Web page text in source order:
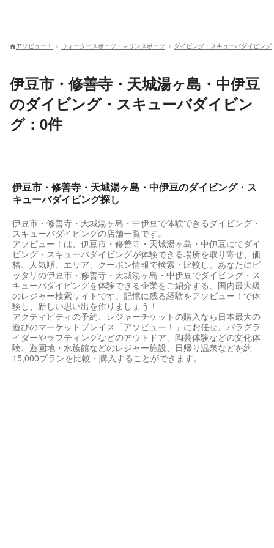
アソビュー！ ウォータースポーツ・マリンスポーツ ダイビング・スキューバダイビング
伊豆市・修善寺・天城湯ヶ島・中伊豆
のダイビング・スキューバダイビン
グ：0件
伊豆市・修善寺・天城湯ヶ島・中伊豆のダイビング・ス
キューバダイビング探し
伊豆市・修善寺・天城湯ヶ島・中伊豆で体験できるダイビング・
スキューバダイビングの店舗一覧です。
アソビュー！は、伊豆市・修善寺・天城湯ヶ島・中伊豆にてダイ
ビング・スキューバダイビングが体験できる場所を取り寄せ、価
格、人気順、エリア、クーポン情報で検索・比較し、あなたにピ
ッタリの伊豆市・修善寺・天城湯ヶ島・中伊豆でダイビング・ス
キューバダイビングを体験できる企業をご紹介する、国内最大級
のレジャー検索サイトです。記憶に残る経験をアソビュー！で体
験し、新しい思い出を作りましょう！
アクティビティの予約、レジャーチケットの購入なら日本最大の
遊びのマーケットプレイス「アソビュー！」にお任せ。パラグラ
イダーやラフティングなどのアウトドア、陶芸体験などの文化体
験、遊園地・水族館などのレジャー施設、日帰り温泉などを約
15,000プランを比較・購入することができます。